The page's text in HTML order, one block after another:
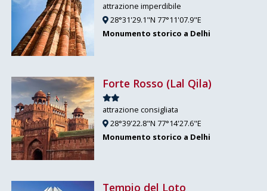
attrazione imperdibile
28°31'29.1"N 77°11'07.9"E
Monumento storico a Delhi
Forte Rosso (Lal Qila)
attrazione consigliata
28°39'22.8"N 77°14'27.6"E
Monumento storico a Delhi
Tempio del Loto